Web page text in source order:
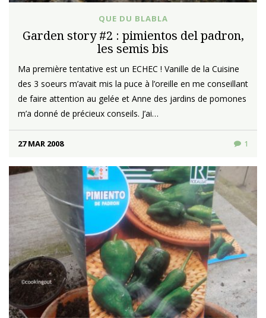
QUE DU BLABLA
Garden story #2 : pimientos del padron,
les semis bis
Ma première tentative est un ECHEC ! Vanille de la Cuisine
des 3 soeurs m’avait mis la puce à l’oreille en me conseillant
de faire attention au gelée et Anne des jardins de pomones
m’a donné de précieux conseils. J’ai…
27 MAR 2008 1